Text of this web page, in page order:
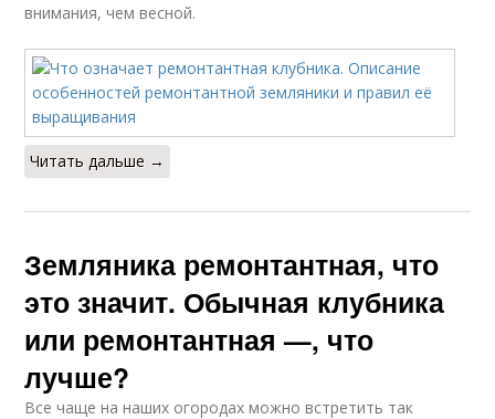
внимания, чем весной.
Читать дальше →
Земляника ремонтантная, что
это значит. Обычная клубника
или ремонтантная —, что
лучше?
Все чаще на наших огородах можно встретить так